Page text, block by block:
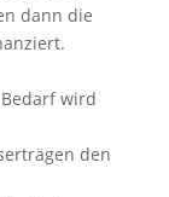
dann die
wird
den